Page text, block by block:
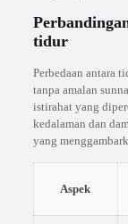
tidur
Perbedaan antara
tanpa amalan
istirahat yang
kedalaman dan
yang
Aspek